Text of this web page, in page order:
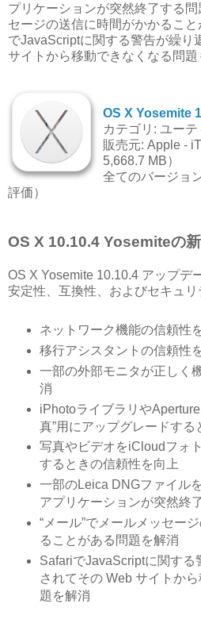
プリケーションが突然終了する問
セージの送信に時間がかかるこ
でJavaScriptに関する警告が繰り
サイトから移動できなくなる問題
OS X Yosemite
カテゴリ: ユーテ
販売元: Apple -
5,668.7 MB）
全てのバージョ
評価）
OS X 10.10.4 Yosemiteの
OS X Yosemite 10.10.4 アップデ
安定性、互換性、およびセキュリ
ネットワーク機能の信頼性
移行アシスタントの信頼性
一部の外部モニタが正しく
消
iPhotoライブラリや
真”用にアップグレードする
写真やビデオをiCloudフォ
するときの信頼性を向上
一部のLeica DNGファイル
アプリケーションが突然終
“メール”でメールメッセー
ることがある問題を解消
SafariでJavaScriptに関する
されてその Web サイトか
題を解消